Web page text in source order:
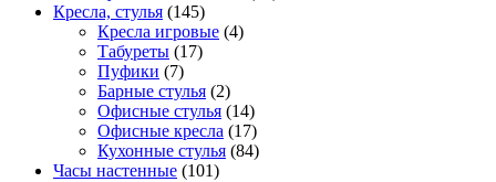
Кресла, стулья (145)
Кресла игровые (4)
Табуреты (17)
Пуфики (7)
Барные стулья (2)
Офисные стулья (14)
Офисные кресла (17)
Кухонные стулья (84)
Часы настенные (101)